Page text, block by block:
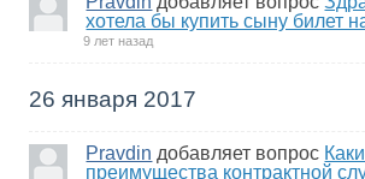
хотела бы купить сыну билет
9 лет назад
26 января 2017
Pravdin добавляет вопрос
преимущества контрактной